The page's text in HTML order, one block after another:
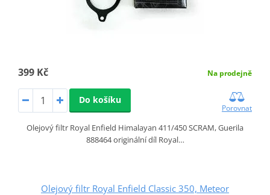
399 Kč Na prodejně
Do košíku
Porovnat
Olejový filtr Royal Enfield Himalayan 411/450 SCRAM, Guerila
888464 originální díl Royal…
Olejový filtr Royal Enfield Classic 350, Meteor